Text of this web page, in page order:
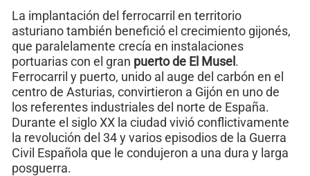
La implantación del ferrocarril en territorio
asturiano también benefició el crecimiento gijonés,
que paralelamente crecía en instalaciones
portuarias con el gran puerto de El Musel .
Ferrocarril y puerto, unido al auge del carbón en el
centro de Asturias, convirtieron a Gijón en uno de
los referentes industriales del norte de España.
Durante el siglo XX la ciudad vivió conflictivamente
la revolución del 34 y varios episodios de la Guerra
Civil Española que le condujeron a una dura y larga
posguerra.